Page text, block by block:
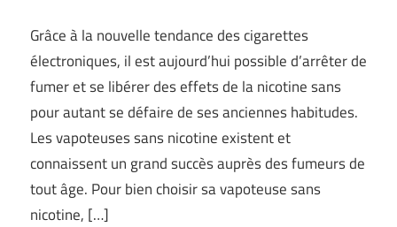
Grâce à la nouvelle tendance des cigarettes
électroniques, il est aujourd’hui possible d’arrêter de
fumer et se libérer des effets de la nicotine sans
pour autant se défaire de ses anciennes habitudes.
Les vapoteuses sans nicotine existent et
connaissent un grand succès auprès des fumeurs de
tout âge. Pour bien choisir sa vapoteuse sans
nicotine, […]